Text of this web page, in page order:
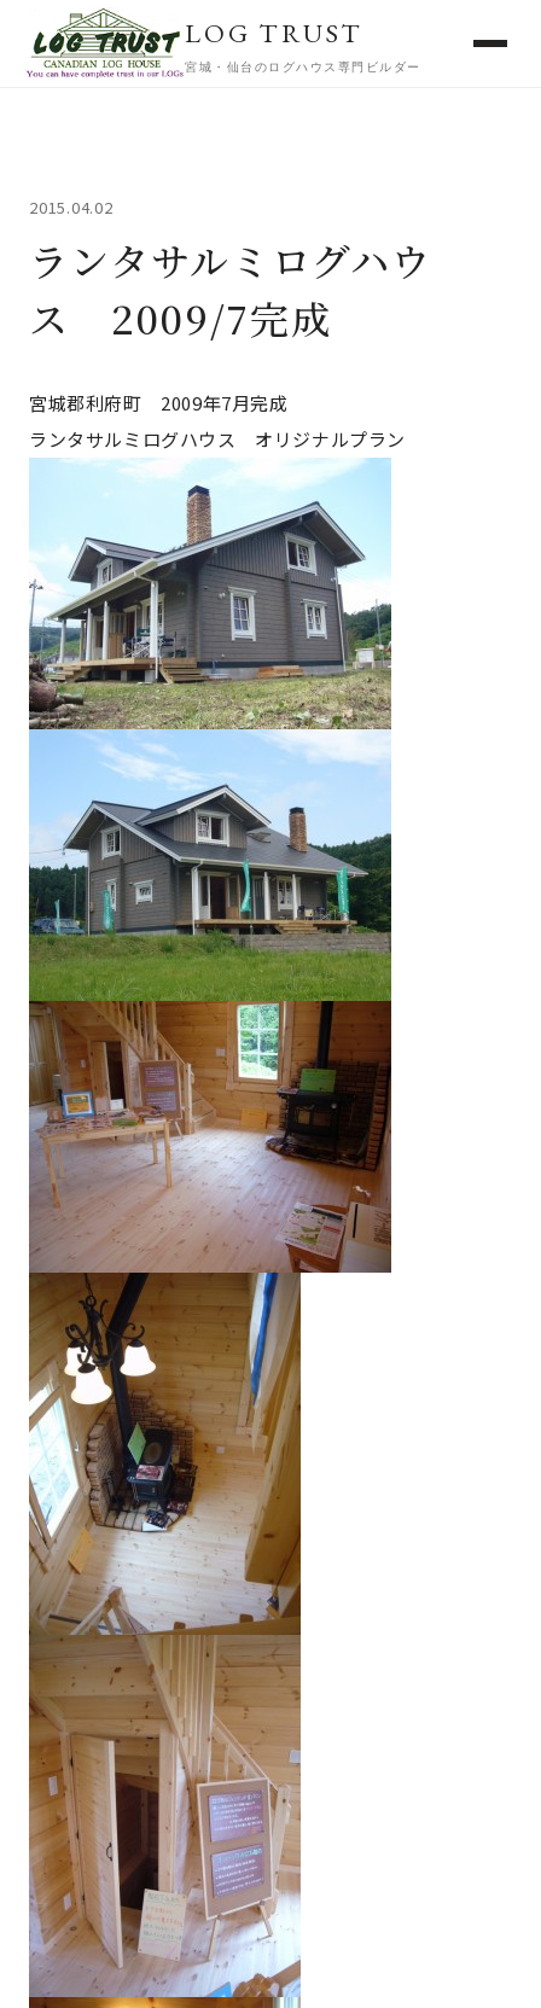
LOG TRUST
宮城・仙台のログハウス専門ビルダー
2015.04.02
ランタサルミログハウ
ス 2009/7完成
宮城郡利府町 2009年7月完成
ランタサルミログハウス オリジナルプラン